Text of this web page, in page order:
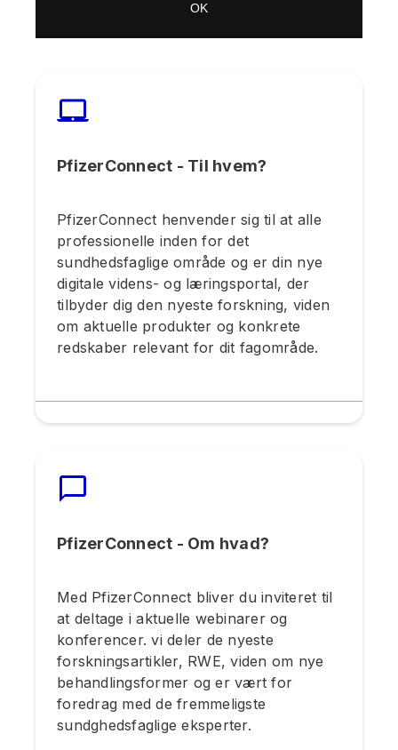
OK
PfizerConnect - Til hvem?
PfizerConnect henvender sig til at alle
professionelle inden for det
sundhedsfaglige område og er din nye
digitale videns- og læringsportal, der
tilbyder dig den nyeste forskning, viden
om aktuelle produkter og konkrete
redskaber relevant for dit fagområde.
PfizerConnect - Om hvad?
Med PfizerConnect bliver du inviteret til
at deltage i aktuelle webinarer og
konferencer. vi deler de nyeste
forskningsartikler, RWE, viden om nye
behandlingsformer og er vært for
foredrag med de fremmeligste
sundghedsfaglige eksperter.